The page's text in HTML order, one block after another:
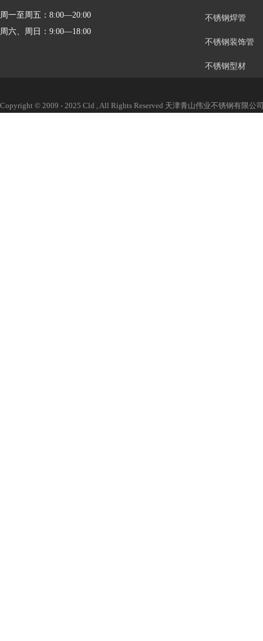
不锈钢焊管
不锈钢装饰管
不锈钢型材
Copyright © 2009 - 2025 Cld , All Rights Reserved 天津青山伟业不锈钢有限
周一至周五：8:00—20:00
周六、周日：9:00—18:00